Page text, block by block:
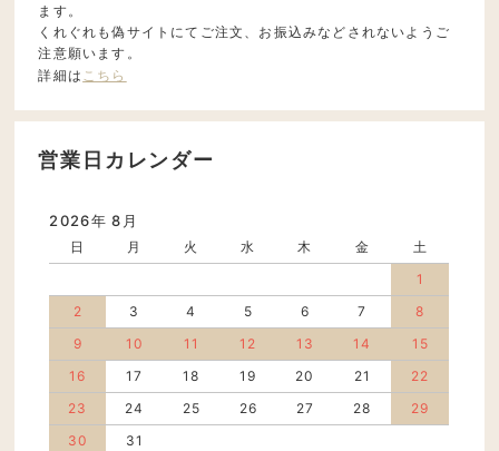
ます。
くれぐれも偽サイトにてご注文、お振込みなどされないようご
注意願います。
詳細は こちら
営業日カレンダー
2026年 8月
日 月 火 水 木 金
土
1
2
3 4 5 6 7
8
9
10 11 12 13 14
15
16
17 18 19 20 21
22
23
24 25 26 27 28
29
30
31